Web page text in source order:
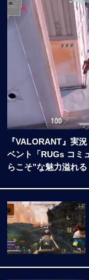
『VALORANT』実
ベント「RUGs コミ
らこそ”な魅力溢れ